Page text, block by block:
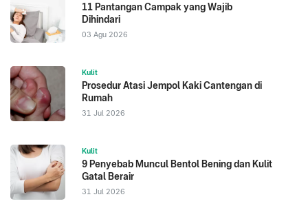
11 Pantangan Campak yang Wajib
Dihindari
03 Agu 2026
Kulit
Prosedur Atasi Jempol Kaki Cantengan di
Rumah
31 Jul 2026
Kulit
9 Penyebab Muncul Bentol Bening dan Kulit
Gatal Berair
31 Jul 2026